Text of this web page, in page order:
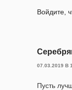
Войдите,
07.03.2019 В
Пусть